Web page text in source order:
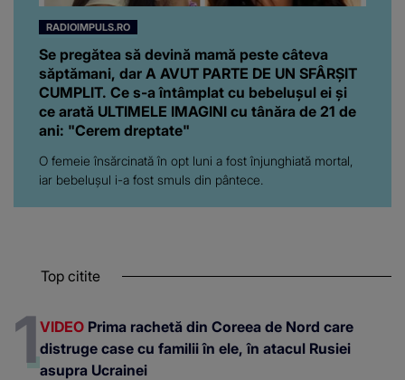
RADIOIMPULS.RO
Se pregătea să devină mamă peste câteva
săptămani, dar A AVUT PARTE DE UN SFÂRȘIT
CUMPLIT. Ce s-a întâmplat cu bebelușul ei și
ce arată ULTIMELE IMAGINI cu tânăra de 21 de
ani: "Cerem dreptate"
O femeie însărcinată în opt luni a fost înjunghiată mortal,
iar bebelușul i-a fost smuls din pântece.
Top citite
VIDEO Prima rachetă din Coreea de Nord care
distruge case cu familii în ele, în atacul Rusiei
asupra Ucrainei